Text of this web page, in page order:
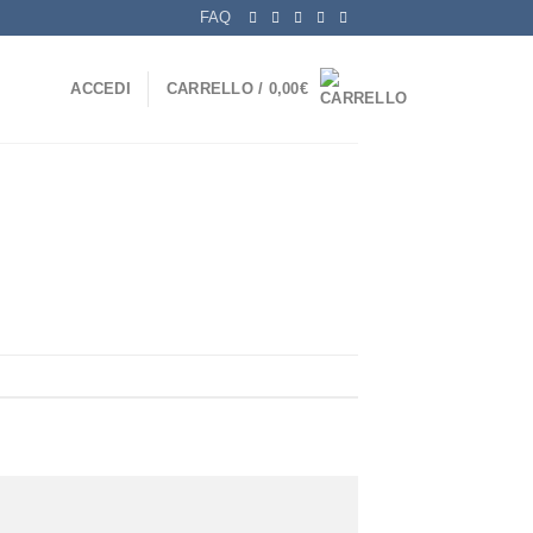
FAQ
ACCEDI CARRELLO / 0,00€